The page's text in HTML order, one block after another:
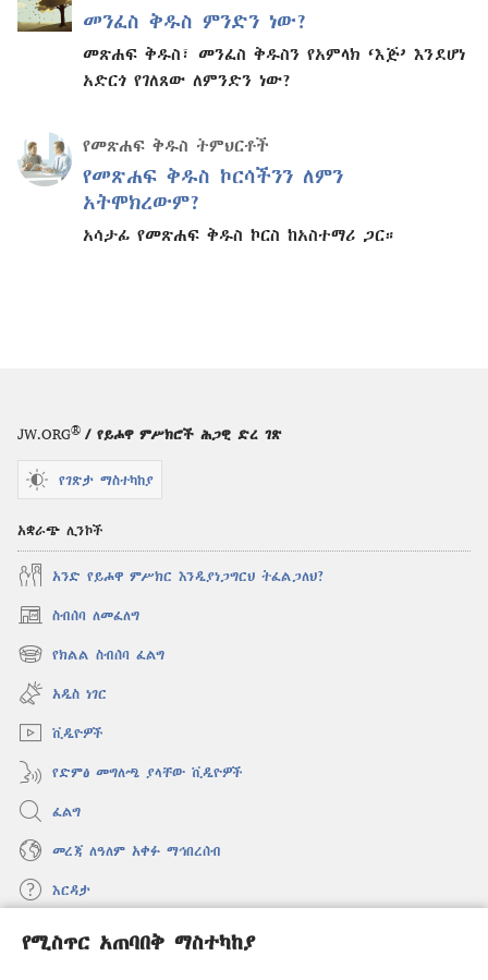
የሚስጥር አጠባበቅ ማስተካከያ
መንፈስ ቅዱስ ምንድን ነው?
መጽሐፍ ቅዱስ፣ መንፈስ ቅዱስን የአምላክ ‘እጅ’ እንደሆነ
አድርጎ የገለጸው ለምንድን ነው?
የመጽሐፍ ቅዱስ ትምህርቶች
የመጽሐፍ ቅዱስ ኮርሳችንን ለምን
አትሞክረውም?
አሳታፊ የመጽሐፍ ቅዱስ ኮርስ ከአስተማሪ ጋር።
JW.ORG® / የይሖዋ ምሥክሮች ሕጋዊ ድረ ገጽ
የገጽታ ማስተካከያ
አቋራጭ ሊንኮች
አንድ የይሖዋ ምሥክር እንዲያነጋግርህ ትፈልጋለህ?
ስብሰባ ለመፈለግ
(አዲስ
ዊንዶው
ክፈት)
የክልል ስብሰባ ፈልግ
(አዲስ
ዊንዶው
ክፈት)
አዲስ ነገር
ቪዲዮዎች
የድምፅ መግለጫ ያላቸው ቪዲዮዎች
ፈልግ
መረጃ ለዓለም አቀፉ ማኅበረሰብ
እርዳታ
መዋጮዎች
(አዲስ